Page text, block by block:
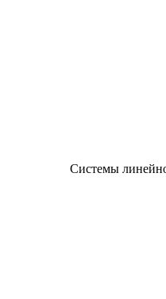
Системы